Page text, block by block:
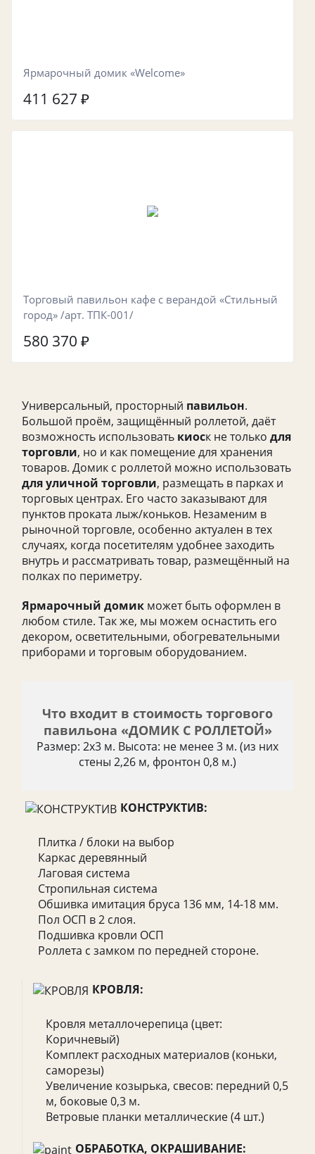
Ярмарочный домик «Welcome»
411 627 ₽
Торговый павильон кафе с верандой «Стильный
город» /арт. ТПК-001/
580 370 ₽
Универсальный, просторный павильон.
Большой проём, защищённый роллетой, даёт
возможность использовать киоск не только для
торговли, но и как помещение для хранения
товаров. Домик с роллетой можно использовать
для уличной торговли, размещать в парках и
торговых центрах. Его часто заказывают для
пунктов проката лыж/коньков. Незаменим в
рыночной торговле, особенно актуален в тех
случаях, когда посетителям удобнее заходить
внутрь и рассматривать товар, размещённый на
полках по периметру.
Ярмарочный домик может быть оформлен в
любом стиле. Так же, мы можем оснастить его
декором, осветительными, обогревательными
приборами и торговым оборудованием.
Что входит в стоимость торгового
павильона «ДОМИК С РОЛЛЕТОЙ»
Размер: 2х3 м. Высота: не менее 3 м. (из них
стены 2,26 м, фронтон 0,8 м.)
КОНСТРУКТИВ:
Плитка / блоки на выбор
Каркас деревянный
Лаговая система
Стропильная система
Обшивка имитация бруса 136 мм, 14-18 мм.
Пол ОСП в 2 слоя.
Подшивка кровли ОСП
Роллета с замком по передней стороне.
КРОВЛЯ:
Кровля металлочерепица (цвет:
Коричневый)
Комплект расходных материалов (коньки,
саморезы)
Увеличение козырька, свесов: передний 0,5
м, боковые 0,3 м.
Ветровые планки металлические (4 шт.)
ОБРАБОТКА, ОКРАШИВАНИЕ: